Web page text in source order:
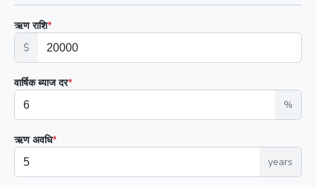
ऋण राशि*
$
वार्षिक ब्याज दर*
%
ऋण अवधि*
years